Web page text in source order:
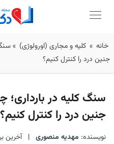
Skip
to
خانه » کلیه و مجاری (اورولوژی) »
جنین درد را کنترل کنیم؟
سنگ کلیه در
جنین درد را کنترل کنیم؟
نویسنده: مهدیه منصوری | آخرین